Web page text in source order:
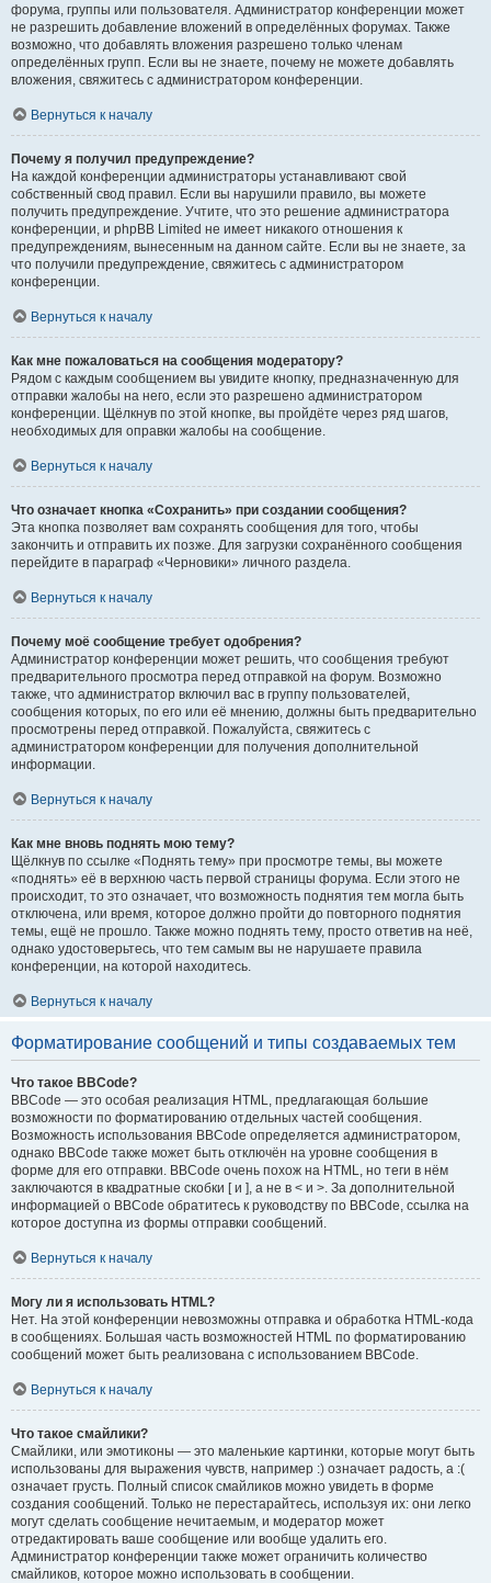
форума, группы или пользователя. Администратор конференции может
не разрешить добавление вложений в определённых форумах. Также
возможно, что добавлять вложения разрешено только членам
определённых групп. Если вы не знаете, почему не можете добавлять
вложения, свяжитесь с администратором конференции.
Вернуться к началу
Почему я получил предупреждение?
На каждой конференции администраторы устанавливают свой
собственный свод правил. Если вы нарушили правило, вы можете
получить предупреждение. Учтите, что это решение администратора
конференции, и phpBB Limited не имеет никакого отношения к
предупреждениям, вынесенным на данном сайте. Если вы не знаете, за
что получили предупреждение, свяжитесь с администратором
конференции.
Вернуться к началу
Как мне пожаловаться на сообщения модератору?
Рядом с каждым сообщением вы увидите кнопку, предназначенную для
отправки жалобы на него, если это разрешено администратором
конференции. Щёлкнув по этой кнопке, вы пройдёте через ряд шагов,
необходимых для оправки жалобы на сообщение.
Вернуться к началу
Что означает кнопка «Сохранить» при создании сообщения?
Эта кнопка позволяет вам сохранять сообщения для того, чтобы
закончить и отправить их позже. Для загрузки сохранённого сообщения
перейдите в параграф «Черновики» личного раздела.
Вернуться к началу
Почему моё сообщение требует одобрения?
Администратор конференции может решить, что сообщения требуют
предварительного просмотра перед отправкой на форум. Возможно
также, что администратор включил вас в группу пользователей,
сообщения которых, по его или её мнению, должны быть предварительно
просмотрены перед отправкой. Пожалуйста, свяжитесь с
администратором конференции для получения дополнительной
информации.
Вернуться к началу
Как мне вновь поднять мою тему?
Щёлкнув по ссылке «Поднять тему» при просмотре темы, вы можете
«поднять» её в верхнюю часть первой страницы форума. Если этого не
происходит, то это означает, что возможность поднятия тем могла быть
отключена, или время, которое должно пройти до повторного поднятия
темы, ещё не прошло. Также можно поднять тему, просто ответив на неё,
однако удостоверьтесь, что тем самым вы не нарушаете правила
конференции, на которой находитесь.
Вернуться к началу
Форматирование сообщений и типы создаваемых тем
Что такое BBCode?
BBCode — это особая реализация HTML, предлагающая большие
возможности по форматированию отдельных частей сообщения.
Возможность использования BBCode определяется администратором,
однако BBCode также может быть отключён на уровне сообщения в
форме для его отправки. BBCode очень похож на HTML, но теги в нём
заключаются в квадратные скобки [ и ], а не в < и >. За дополнительной
информацией о BBCode обратитесь к руководству по BBCode, ссылка на
которое доступна из формы отправки сообщений.
Вернуться к началу
Могу ли я использовать HTML?
Нет. На этой конференции невозможны отправка и обработка HTML-кода
в сообщениях. Большая часть возможностей HTML по форматированию
сообщений может быть реализована с использованием BBCode.
Вернуться к началу
Что такое смайлики?
Смайлики, или эмотиконы — это маленькие картинки, которые могут быть
использованы для выражения чувств, например :) означает радость, а :(
означает грусть. Полный список смайликов можно увидеть в форме
создания сообщений. Только не перестарайтесь, используя их: они легко
могут сделать сообщение нечитаемым, и модератор может
отредактировать ваше сообщение или вообще удалить его.
Администратор конференции также может ограничить количество
смайликов, которое можно использовать в сообщении.